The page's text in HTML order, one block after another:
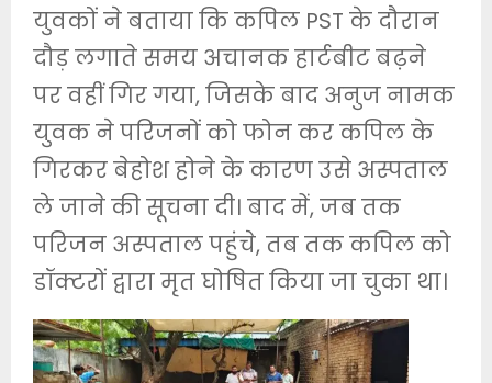
युवकों ने बताया कि कपिल PST के दौरान
दौड़ लगाते समय अचानक हार्टबीट बढ़ने
पर वहीं गिर गया, जिसके बाद अनुज नामक
युवक ने परिजनों को फोन कर कपिल के
गिरकर बेहोश होने के कारण उसे अस्पताल
ले जाने की सूचना दी। बाद में, जब तक
परिजन अस्पताल पहुंचे, तब तक कपिल को
डॉक्टरों द्वारा मृत घोषित किया जा चुका था।